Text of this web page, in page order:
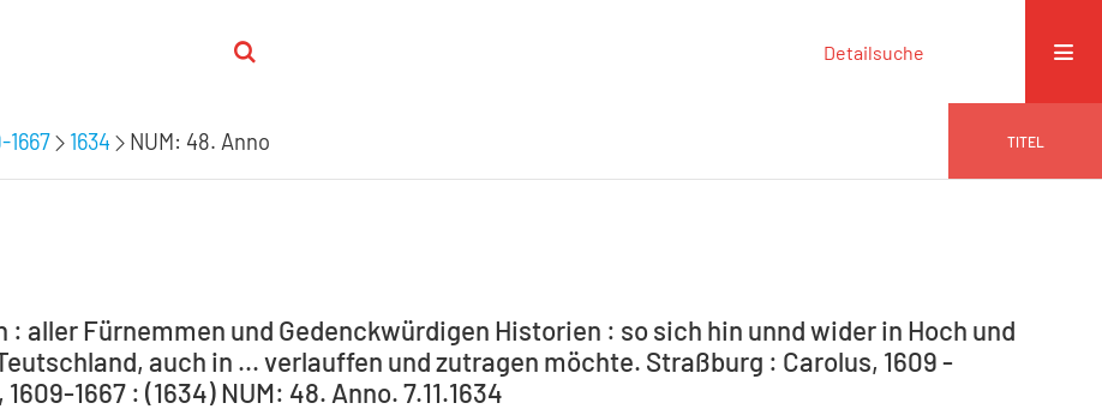
Detailsuche
1667 1634 NUM: 48. Anno TITEL
: aller Fürnemmen und Gedenckwürdigen Historien : so sich hin unnd wider in Hoch und
auch in ... verlauffen und zutragen möchte. Straßburg : Carolus, 1609 -
1667 : (1634) NUM: 48. Anno. 7.11.1634